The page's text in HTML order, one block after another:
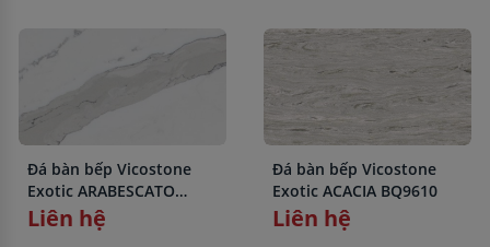
Đá bàn bếp Vicostone
Exotic ARABESCATO
BQ8912
Liên hệ
Đá bàn bếp Vicostone
Exotic ACACIA BQ9610
Liên hệ